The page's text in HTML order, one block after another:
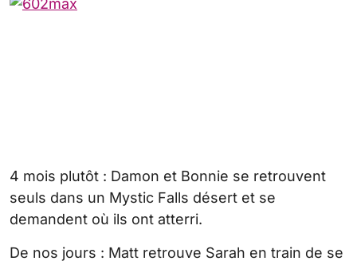
4 mois plutôt : Damon et Bonnie se retrouvent
seuls dans un Mystic Falls désert et se
demandent où ils ont atterri.
De nos jours : Matt retrouve Sarah en train de se